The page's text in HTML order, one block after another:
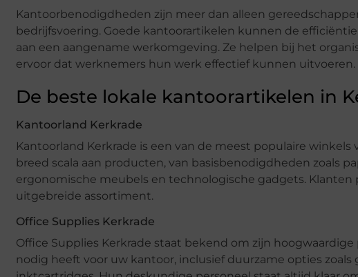
Kantoorbenodigdheden zijn meer dan alleen
bedrijfsvoering. Goede kantoorartikelen kunnen de
aan een aangename werkomgeving. Ze helpen bij het
ervoor dat werknemers hun werk effectief kunnen uitvoeren.
De beste lokale kantoorartikelen in
Kantoorland Kerkrade
Kantoorland Kerkrade is een van de meest populaire
breed scala aan producten, van basisbenodigdheden zoals
ergonomische meubels en technologische gadgets.
uitgebreide assortiment.
Office Supplies Kerkrade
Office Supplies Kerkrade staat bekend om zijn
nodig heeft voor uw kantoor, inclusief duurzame opties